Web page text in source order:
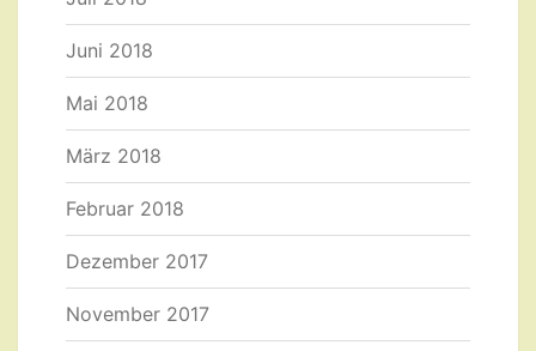
Juni 2018
Mai 2018
März 2018
Februar 2018
Dezember 2017
November 2017